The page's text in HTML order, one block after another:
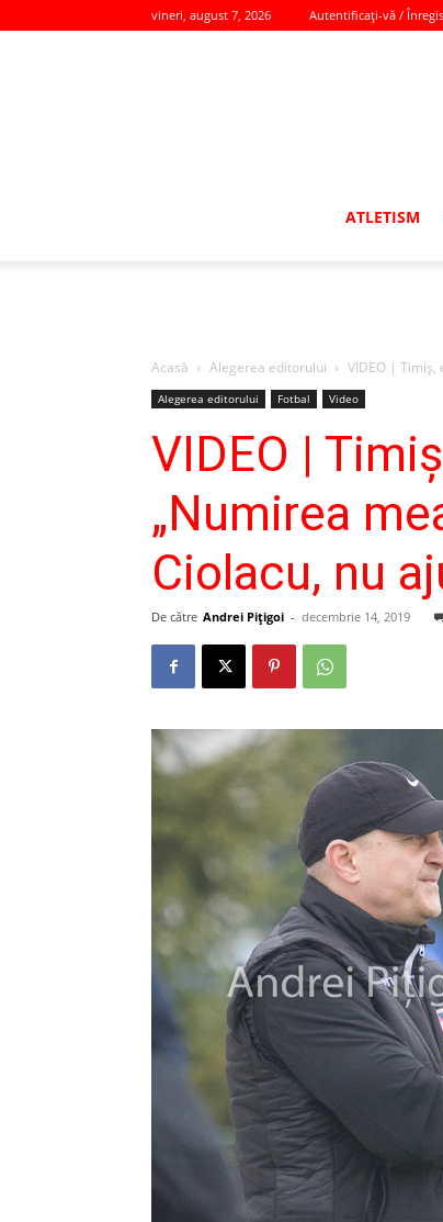
vineri, august 7, 2026 Autentificați-vă /
ATLETISM
Acasă Alegerea editorului VIDEO | Timiş,
Alegerea editorului Fotbal Video
VIDEO |
„Numirea
Ciolacu, nu
De către Andrei Pițigoi - decembrie 14, 2019